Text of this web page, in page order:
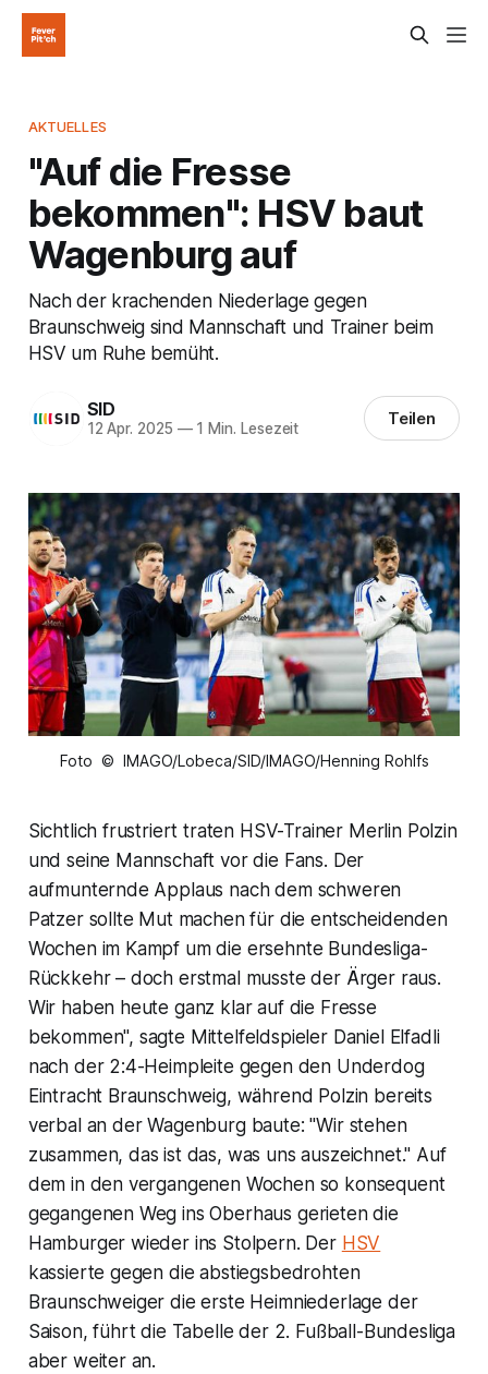
AKTUELLES
"Auf die Fresse
bekommen": HSV baut
Wagenburg auf
Nach der krachenden Niederlage gegen
Braunschweig sind Mannschaft und Trainer beim
HSV um Ruhe bemüht.
SID
12 Apr. 2025 —1 Min. Lesezeit Teilen
Foto © IMAGO/Lobeca/SID/IMAGO/Henning Rohlfs
Sichtlich frustriert traten HSV-Trainer Merlin Polzin
und seine Mannschaft vor die Fans. Der
aufmunternde Applaus nach dem schweren
Patzer sollte Mut machen für die entscheidenden
Wochen im Kampf um die ersehnte Bundesliga-
Rückkehr – doch erstmal musste der Ärger raus.
Wir haben heute ganz klar auf die Fresse
bekommen", sagte Mittelfeldspieler Daniel Elfadli
nach der 2:4-Heimpleite gegen den Underdog
Eintracht Braunschweig, während Polzin bereits
verbal an der Wagenburg baute: "Wir stehen
zusammen, das ist das, was uns auszeichnet." Auf
dem in den vergangenen Wochen so konsequent
gegangenen Weg ins Oberhaus gerieten die
Hamburger wieder ins Stolpern. Der HSV
kassierte gegen die abstiegsbedrohten
Braunschweiger die erste Heimniederlage der
Saison, führt die Tabelle der 2. Fußball-Bundesliga
aber weiter an.